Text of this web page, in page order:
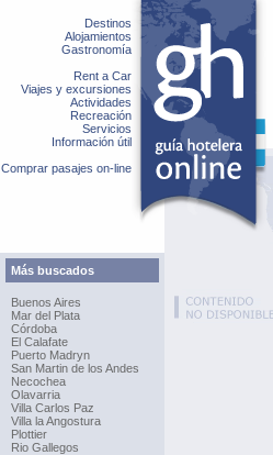
Destinos
Alojamientos
Gastronomía
Rent a Car
Viajes y excursiones
Actividades
Recreación
Servicios
Información útil
Comprar pasajes on-line
Más buscados
Buenos Aires
Mar del Plata
Córdoba
El Calafate
Puerto Madryn
San Martin de los Andes
Necochea
Olavarria
Villa Carlos Paz
Villa la Angostura
Plottier
Rio Gallegos